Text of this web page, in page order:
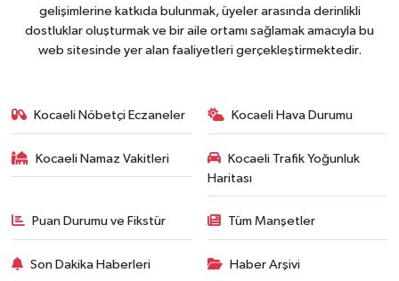
gelişimlerine katkıda bulunmak, üyeler arasında derinlikli
dostluklar oluşturmak ve bir aile ortamı sağlamak amacıyla bu
web sitesinde yer alan faaliyetleri gerçekleştirmektedir.
Kocaeli Nöbetçi Eczaneler Kocaeli Hava Durumu
Kocaeli Namaz Vakitleri
Kocaeli Trafik Yoğunluk
Haritası
Puan Durumu ve Fikstür Tüm Manşetler
Son Dakika Haberleri Haber Arşivi